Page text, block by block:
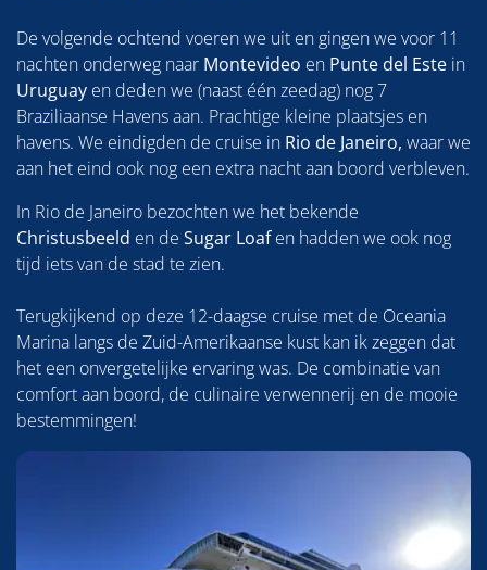
De volgende ochtend voeren we uit en gingen we voor 11
nachten onderweg naar Montevideo en Punte del Este in
Uruguay en deden we (naast één zeedag) nog 7
Braziliaanse Havens aan. Prachtige kleine plaatsjes en
havens. We eindigden de cruise in Rio de Janeiro, waar we
aan het eind ook nog een extra nacht aan boord verbleven.
In Rio de Janeiro bezochten we het bekende
Christusbeeld en de Sugar Loafen hadden we ook nog
tijd iets van de stad te zien.
Terugkijkend op deze 12-daagse cruise met de Oceania
Marina langs de Zuid-Amerikaanse kust kan ik zeggen dat
het een onvergetelijke ervaring was. De combinatie van
comfort aan boord, de culinaire verwennerij en de mooie
bestemmingen!